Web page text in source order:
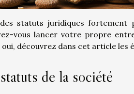
des statuts juridiques
vous lancer votre propre
oui, découvrez dans cet article les
de la société